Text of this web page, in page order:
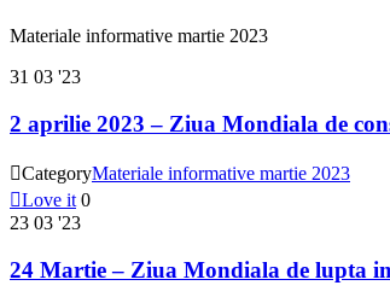
Materiale informative martie 2023
31 03 '23
2 aprilie 2023 – Ziua Mondiala de
CategoryMateriale informative martie 2023
Love it 0
23 03 '23
24 Martie – Ziua Mondiala de lupta